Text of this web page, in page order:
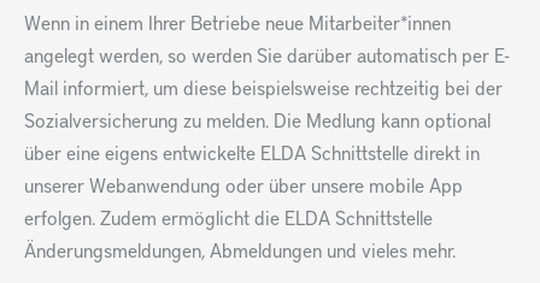
Wenn in einem Ihrer Betriebe neue Mitarbeiter*innen
angelegt werden, so werden Sie darüber automatisch per E-
Mail informiert, um diese beispielsweise rechtzeitig bei der
Sozialversicherung zu melden. Die Medlung kann optional
über eine eigens entwickelte ELDA Schnittstelle direkt in
unserer Webanwendung oder über unsere mobile App
erfolgen. Zudem ermöglicht die ELDA Schnittstelle
Änderungsmeldungen, Abmeldungen und vieles mehr.